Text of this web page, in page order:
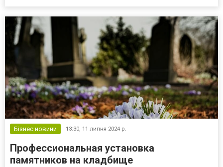
Бізнес новини 13:30, 11 липня 2024 р.
Профессиональная установка
памятников на кладбище